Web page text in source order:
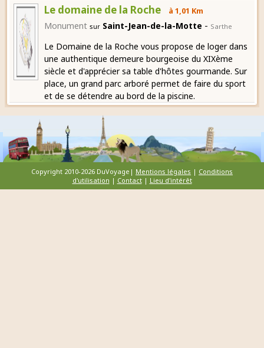
Le domaine de la Roche à 1,01 Km
Monument sur Saint-Jean-de-la-Motte - Sarthe
Le Domaine de la Roche vous propose de loger dans
une authentique demeure bourgeoise du XIXème
siècle et d'apprécier sa table d'hôtes gourmande. Sur
place, un grand parc arboré permet de faire du sport
et de se détendre au bord de la piscine.
Copyright 2010-2026 DuVoyage| Mentions légales | Conditions
d'utilisation | Contact| Lieu d'intérêt